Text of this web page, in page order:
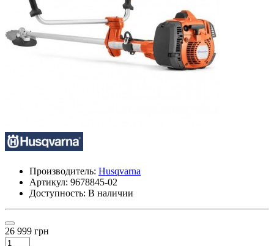
Производитель: Husqvarna
Артикул: 9678845-02
Доступность: В наличии
26 999 грн